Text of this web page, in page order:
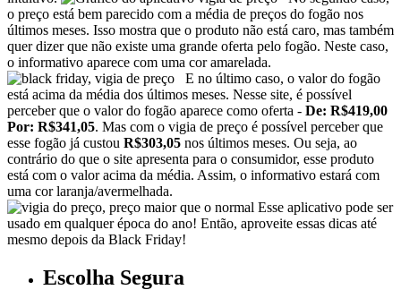
o preço está bem parecido com a média de preços do fogão nos
últimos meses. Isso mostra que o produto não está caro, mas também
quer dizer que não existe uma grande oferta pelo fogão. Neste caso,
o informativo aparece com uma cor amarelada.
E no último caso, o valor do fogão
está acima da média dos últimos meses. Nesse site, é possível
perceber que o valor do fogão aparece como oferta - De: R$419,00
Por: R$341,05. Mas com o vigia de preço é possível perceber que
esse fogão já custou R$303,05 nos últimos meses. Ou seja, ao
contrário do que o site apresenta para o consumidor, esse produto
está com o valor acima da média. Assim, o informativo estará com
uma cor laranja/avermelhada.
Esse aplicativo pode ser
usado em qualquer época do ano! Então, aproveite essas dicas até
mesmo depois da Black Friday!
Escolha Segura